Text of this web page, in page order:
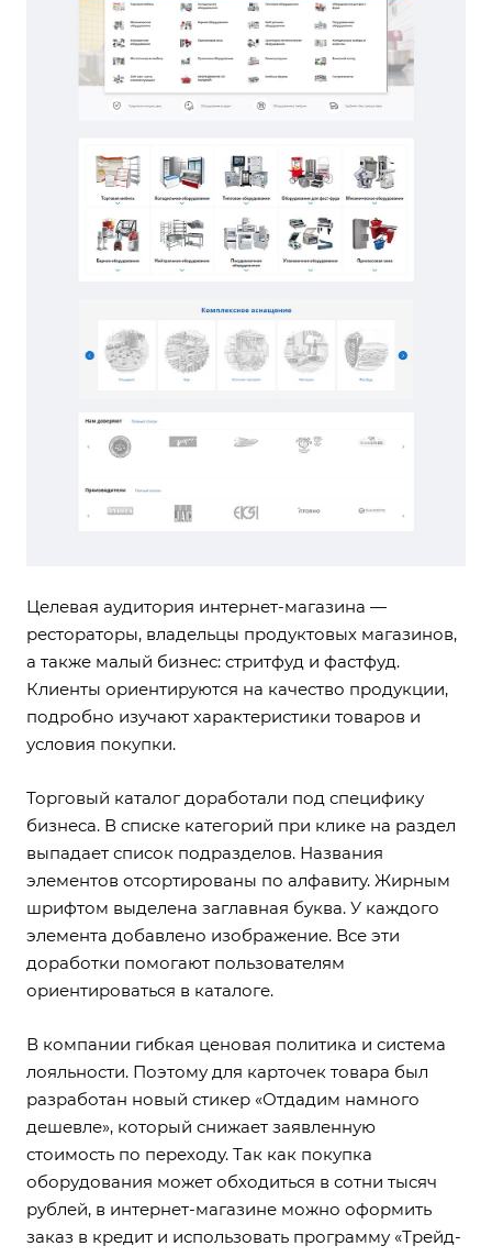
Целевая аудитория интернет-магазина —
рестораторы, владельцы продуктовых магазинов,
а также малый бизнес: стритфуд и фастфуд.
Клиенты ориентируются на качество продукции,
подробно изучают характеристики товаров и
условия покупки.
Торговый каталог доработали под специфику
бизнеса. В списке категорий при клике на раздел
выпадает список подразделов. Названия
элементов отсортированы по алфавиту. Жирным
шрифтом выделена заглавная буква. У каждого
элемента добавлено изображение. Все эти
доработки помогают пользователям
ориентироваться в каталоге.
В компании гибкая ценовая политика и система
лояльности. Поэтому для карточек товара был
разработан новый стикер «Отдадим намного
дешевле», который снижает заявленную
стоимость по переходу. Так как покупка
оборудования может обходиться в сотни тысяч
рублей, в интернет-магазине можно оформить
заказ в кредит и использовать программу «Трейд-